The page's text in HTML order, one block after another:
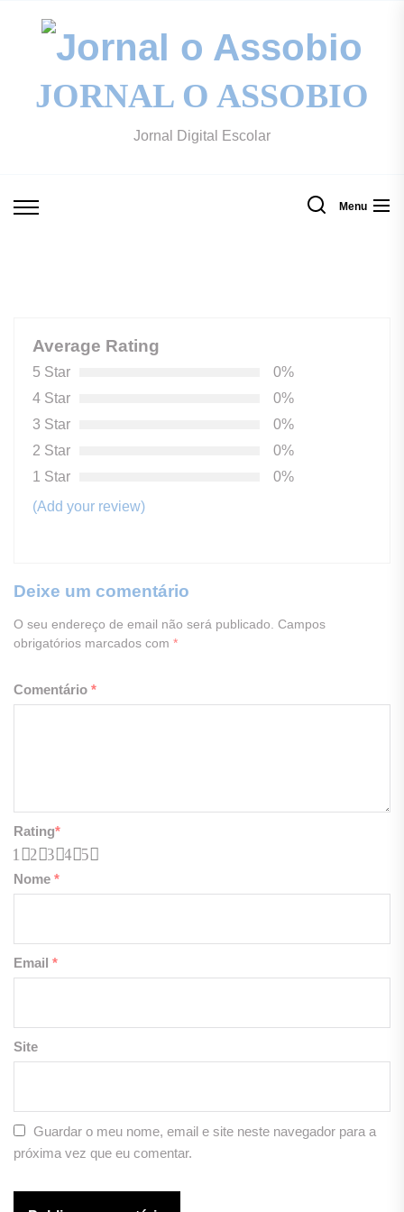
o
JORNAL O ASSOBIO
Jornal Digital Escolar
Menu
Average Rating
5 Star
0%
4 Star
0%
3 Star
0%
2 Star
0%
1 Star
0%
(Add your review)
Deixe um comentário
O seu endereço de email não será publicado. Campos
obrigatórios marcados com *
Comentário *
Rating*
5
4
3
2
1
Nome *
Email *
Site
Guardar o meu nome, email e site neste navegador para a
próxima vez que eu comentar.